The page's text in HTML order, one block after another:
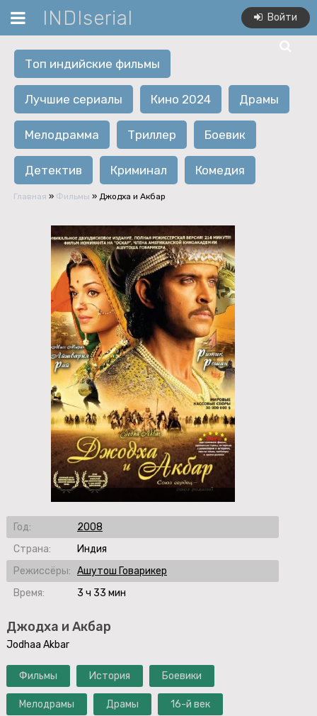
INDIserial Войти
Топ индийские фильмы
Лучшие сериалы Кино 2024 Драмы
Мелодрамма Триллер Боевик
Детектив Криминал Комедия
Главная » Фильмы » Джодха и Акбар
Джодха и Акбар
Jodhaa Akbar
Фильмы История Боевики
Мелодрамы Драмы 16-й век
Год:
2008
Страна:
Индия
Режиссёры: Ашутош Говарикер
Время:
3 ч 33 мин